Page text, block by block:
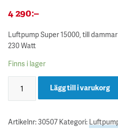
4 290:–
Luftpump Super 15000, till
230 Watt
Finns i lager
Lägg till i varukorg
Artikelnr:30507 Kategori: